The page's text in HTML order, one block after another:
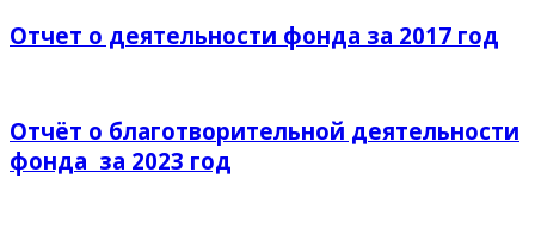
Отчет о деятельности фонда за 2017 год
Отчёт о благотворительной деятельности
фонда за 2023 год